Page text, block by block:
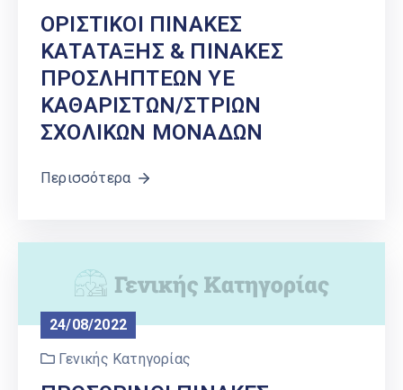
ΟΡΙΣΤΙΚΟΙ ΠΙΝΑΚΕΣ
ΚΑΤΑΤΑΞΗΣ & ΠΙΝΑΚΕΣ
ΠΡΟΣΛΗΠΤΕΩΝ ΥΕ
ΚΑΘΑΡΙΣΤΩΝ/ΣΤΡΙΩΝ
ΣΧΟΛΙΚΩΝ ΜΟΝΑΔΩΝ
Περισσότερα
24/08/2022
Γενικής Κατηγορίας